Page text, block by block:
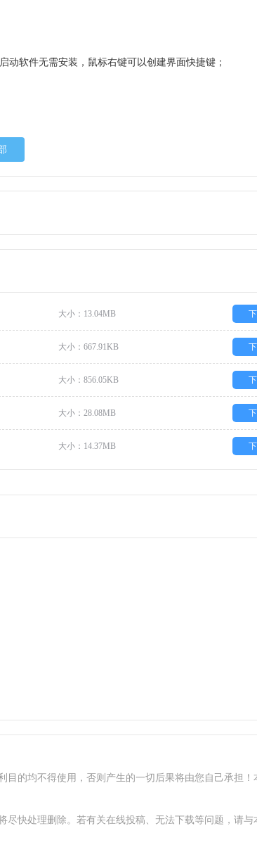
动软件无需安装，鼠标右键可以创建界面快捷键；
脑进行关机。
大小：13.04MB
大小：667.91KB
大小：856.05KB
大小：28.08MB
大小：14.37MB
的均不得使用，否则产生的一切后果将由您自己承担！
快处理删除。若有关在线投稿、无法下载等问题，请与